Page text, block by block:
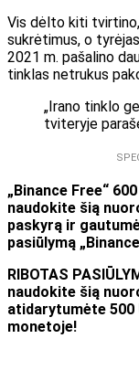
Vis dėlto kiti
sukrėtimus, o
2021 m. pašalino
tinklas netrukus
„Irano tinklo
tviteryje
„Binance Free“
naudokite šią
paskyrą ir
pasiūlymą
RIBOTAS
naudokite šią
atidarytumėte 500
monetoje!